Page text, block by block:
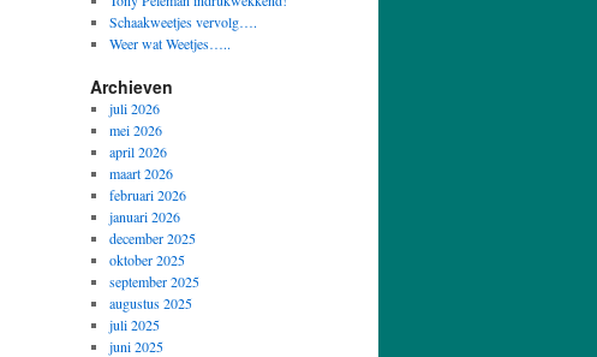
Schaakweetjes vervolg….
Weer wat Weetjes…..
Archieven
juli 2026
mei 2026
april 2026
maart 2026
februari 2026
januari 2026
december 2025
oktober 2025
september 2025
augustus 2025
juli 2025
juni 2025